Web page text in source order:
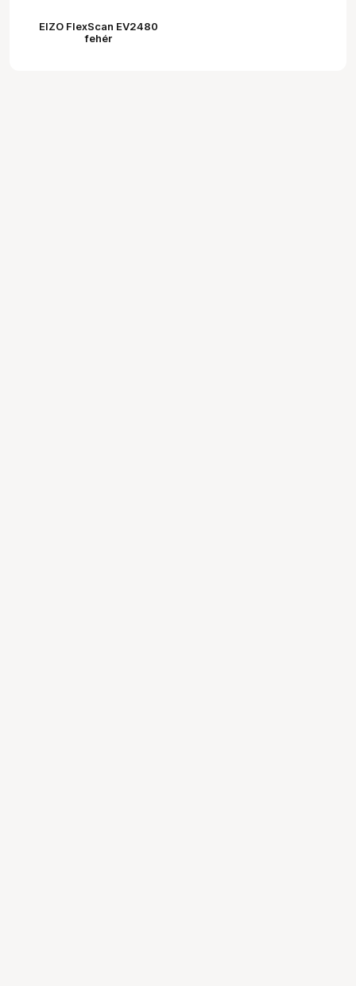
EIZO FlexScan EV2480
fehér